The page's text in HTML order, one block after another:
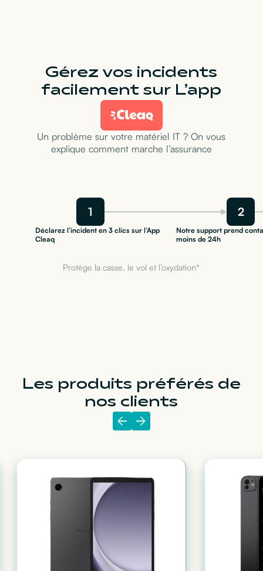
Gérez vos incidents
facilement sur L’app
Un problème sur votre matériel IT ? On vous
explique comment marche l’assurance
1 2
Déclarez l’incident en 3 clics sur l’App
Cleaq
Notre support prend
moins de 24h
Protège la casse, le vol et l’oxydation*
Les produits préférés de
nos clients